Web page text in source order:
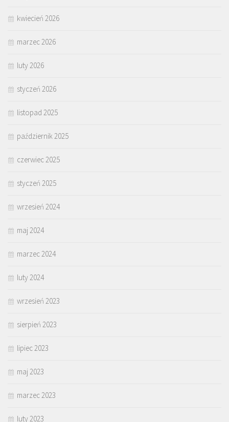
kwiecień 2026
marzec 2026
luty 2026
styczeń 2026
listopad 2025
październik 2025
czerwiec 2025
styczeń 2025
wrzesień 2024
maj 2024
marzec 2024
luty 2024
wrzesień 2023
sierpień 2023
lipiec 2023
maj 2023
marzec 2023
luty 2023